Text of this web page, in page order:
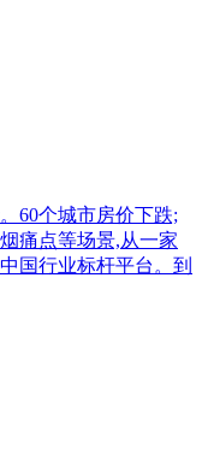
60个城市房价下跌;
痛点等场景,从一家
国行业标杆平台。到